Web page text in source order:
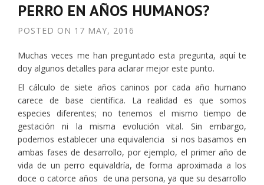
PERRO EN AÑOS HUMANOS?
POSTED ON 17 MAY, 2016
Muchas veces me han preguntado esta pregunta, aquí te
doy algunos detalles para aclarar mejor este punto.
El cálculo de siete años caninos por cada año humano
carece de base científica. La realidad es que somos
especies diferentes; no tenemos el mismo tiempo de
gestación ni la misma evolución vital. Sin embargo,
podemos establecer una equivalencia si nos basamos en
ambas fases de desarrollo, por ejemplo, el primer año de
vida de un perro equivaldría, de forma aproximada a los
doce o catorce años de una persona, ya que su desarrollo